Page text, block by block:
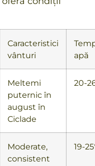
Caracteristici
vânturi
apă
Meltemi
puternic în
august în
Ciclade
20-
Moderate,
consistent
19-